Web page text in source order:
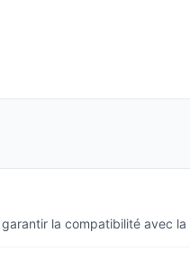
la compatibilité avec la